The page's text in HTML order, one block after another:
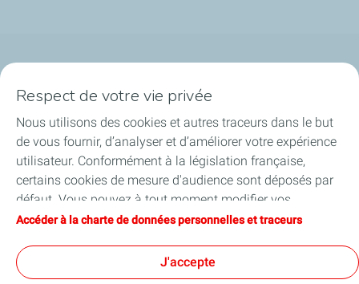
Notre ancrage territorial
Financer les entreprises
Soutenir les projets industriels
Accompagner à l'international
Respect de votre vie privée
Nous utilisons des cookies et autres traceurs dans le but
de vous fournir, d’analyser et d’améliorer votre expérience
utilisateur. Conformément à la législation française,
certains cookies de mesure d'audience sont déposés par
défaut. Vous pouvez à tout moment modifier vos
paramètres de cookies en cliquant sur le bouton « Gérer
vous acceptez le dépôt de l’ensemble des cookies. Dans le
cas où vous cliquez sur « Je refuse », seuls les cookies
Accéder à la charte de données personnelles et traceurs
J'accepte